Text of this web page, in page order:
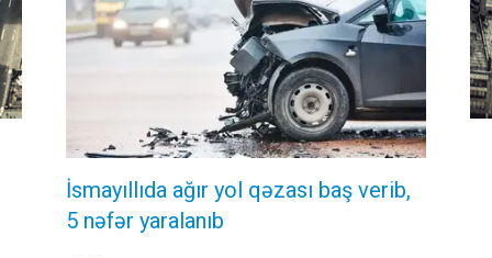
İsmayıllıda ağır yol qəzası baş verib,
5 nəfər yaralanıb